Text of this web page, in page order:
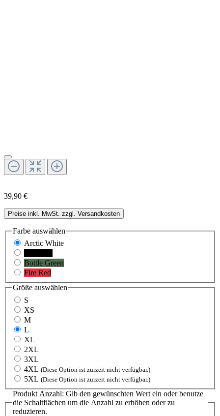
39,90 €
Preise inkl. MwSt. zzgl. Versandkosten
Farbe auswählen
Arctic White
Bottle Green
Fire Red
Größe auswählen
S
XS
M
L
XL
2XL
3XL
4XL (Diese Option ist zurzeit nicht verfügbar.)
5XL (Diese Option ist zurzeit nicht verfügbar.)
Produkt Anzahl: Gib den gewünschten Wert ein oder benutze
die Schaltflächen um die Anzahl zu erhöhen oder zu
reduzieren.